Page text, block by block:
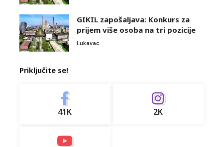
GIKIL zapošaljava: Konkurs za
prijem više osoba na tri pozicije
Lukavac
Priključite se!
41K 2K